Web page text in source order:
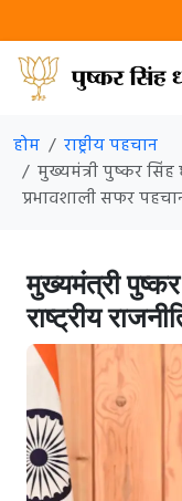
होम
राष्ट्रीय पहचान
मुख्यमंत्री पुष्कर सिंह
प्रभावशाली सफर
मुख्यमंत्री
राष्ट्रीय